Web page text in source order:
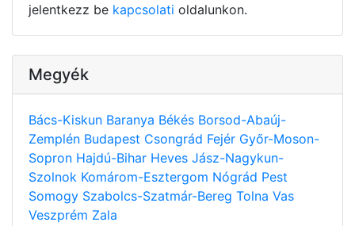
jelentkezz be kapcsolati oldalunkon.
Megyék
Bács-Kiskun Baranya Békés Borsod-Abaúj-
Zemplén Budapest Csongrád Fejér Győr-Moson-
Sopron Hajdú-Bihar Heves Jász-Nagykun-
Szolnok Komárom-Esztergom Nógrád Pest
Somogy Szabolcs-Szatmár-Bereg Tolna Vas
Veszprém Zala